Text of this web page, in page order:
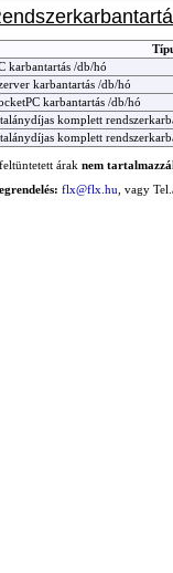
karbantartás /db/hó
karbantartás /db/hó
karbantartás /db/hó
komplett
komplett
árak nem
flx@flx.hu , vagy